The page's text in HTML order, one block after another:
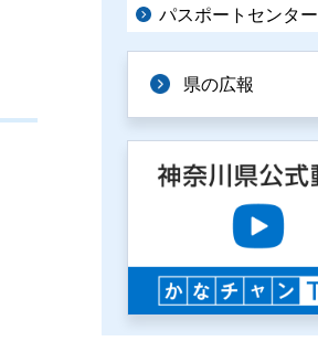
パスポートセンター
県の広報